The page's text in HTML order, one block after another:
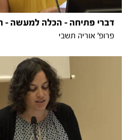
דברי פתיחה - הכלה למעשה -
פרופ' אוריה תשבי